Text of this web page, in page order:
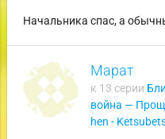
Начальника спас, а
Марат
к 13 серии
война —
hen -